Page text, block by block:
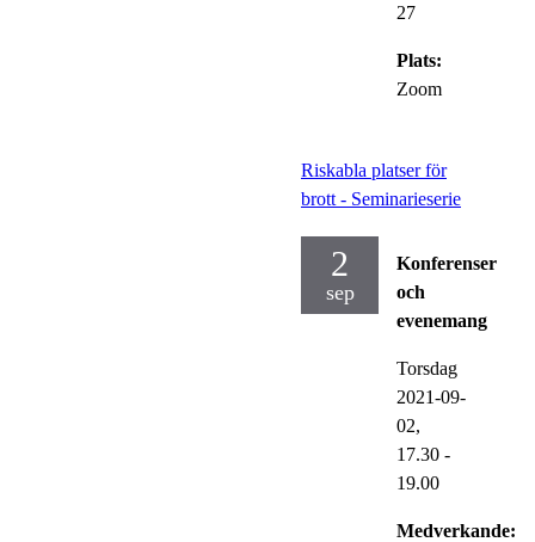
27
Plats:
Zoom
Riskabla platser för
brott - Seminarieserie
2
sep
Konferenser
och
evenemang
Torsdag
2021-09-
02,
17.30 -
19.00
Medverkande: